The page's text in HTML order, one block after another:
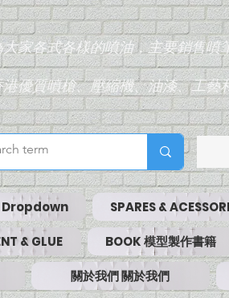
大家各式各樣的噴油，主要銷售噴
港優質噴槍、壓縮機、油漆、工藝
Dropdown SPARES &
& GLUE BOOK 模型製作書籍
關於我們 關於我們